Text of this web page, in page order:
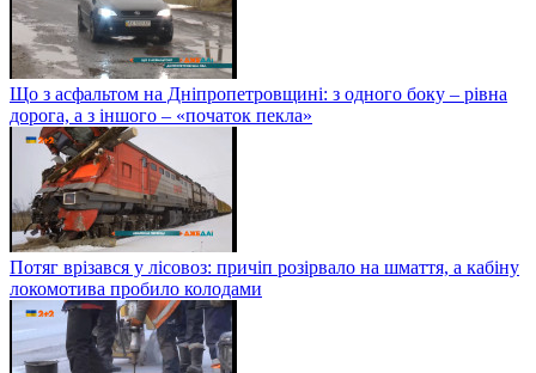
Що з асфальтом на Дніпропетровщині: з одного боку – рівна
дорога, а з іншого – «початок пекла»
Потяг врізався у лісовоз: причіп розірвало на шмаття, а кабіну
локомотива пробило колодами